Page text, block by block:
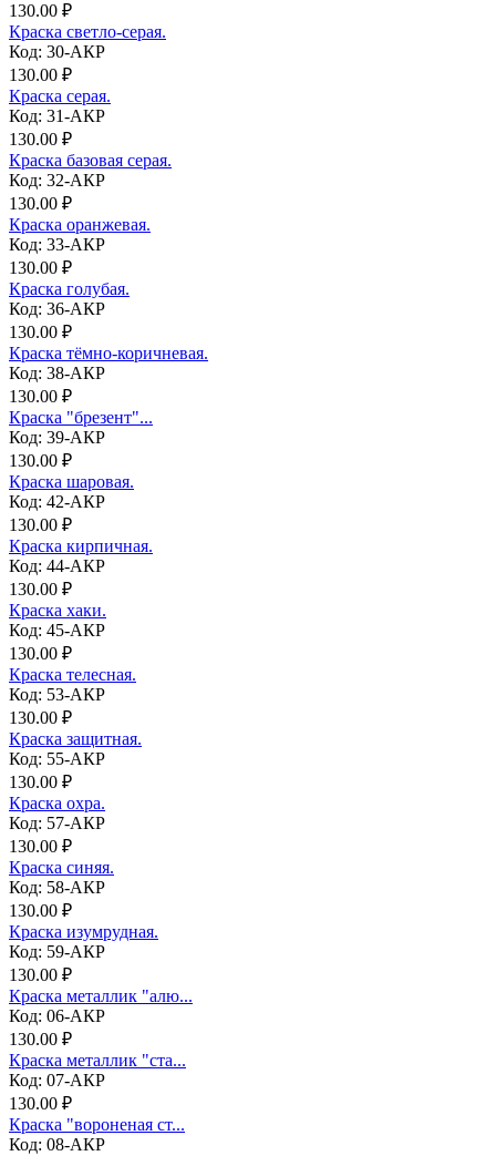
130.00 ₽
Краска светло-серая.
Код: 30-АКР
130.00 ₽
Краска серая.
Код: 31-АКР
130.00 ₽
Краска базовая серая.
Код: 32-АКР
130.00 ₽
Краска оранжевая.
Код: 33-АКР
130.00 ₽
Краска голубая.
Код: 36-АКР
130.00 ₽
Краска тёмно-коричневая.
Код: 38-АКР
130.00 ₽
Краска "брезент"...
Код: 39-АКР
130.00 ₽
Краска шаровая.
Код: 42-АКР
130.00 ₽
Краска кирпичная.
Код: 44-АКР
130.00 ₽
Краска хаки.
Код: 45-АКР
130.00 ₽
Краска телесная.
Код: 53-АКР
130.00 ₽
Краска защитная.
Код: 55-АКР
130.00 ₽
Краска охра.
Код: 57-АКР
130.00 ₽
Краска синяя.
Код: 58-АКР
130.00 ₽
Краска изумрудная.
Код: 59-АКР
130.00 ₽
Краска металлик "алю...
Код: 06-АКР
130.00 ₽
Краска металлик "ста...
Код: 07-АКР
130.00 ₽
Краска "вороненая ст...
Код: 08-АКР